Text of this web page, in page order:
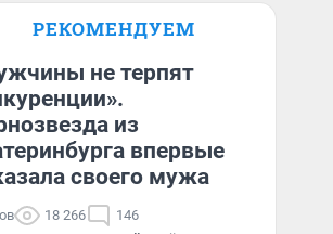
РЕКОМЕНДУЕМ
не терпят
из
впервые
своего мужа
18 266 146